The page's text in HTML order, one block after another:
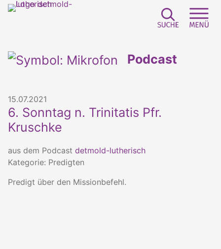
Podcast
15.07.2021
6. Sonntag n. Trinitatis Pfr.
Kruschke
aus dem Podcast detmold-lutherisch
Kategorie: Predigten
Predigt über den Missionbefehl.